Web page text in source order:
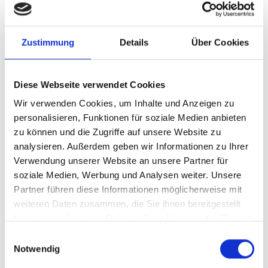
Zustimmung Details Über Cookies
Diese Webseite verwendet Cookies
Wir verwenden Cookies, um Inhalte und Anzeigen zu
personalisieren, Funktionen für soziale Medien anbieten
zu können und die Zugriffe auf unsere Website zu
analysieren. Außerdem geben wir Informationen zu Ihrer
Verwendung unserer Website an unsere Partner für
soziale Medien, Werbung und Analysen weiter. Unsere
Partner führen diese Informationen möglicherweise mit
weiteren Daten zusammen, die Sie ihnen bereitgestellt
Notwendig
Suchen
nach:
KATEGORIEN
1 Aktuelles(76)
2 Barrierefreiheit, Accessibility(564)
1 Barrierefreies Webdesign(77)
Barrierefreies Webdesign –
Richtlinien(12)
2 barrierefreie Softwareentwicklung